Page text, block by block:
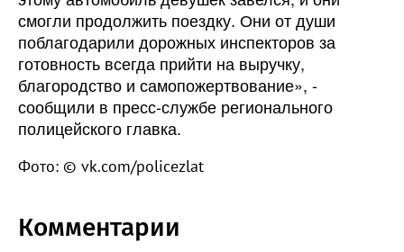
смогли продолжить поездку. Они от души
поблагодарили дорожных инспекторов за
готовность всегда прийти на выручку,
благородство и самопожертвование», -
сообщили в пресс-службе регионального
полицейского главка.
Фото: © vk.com/policezlat
Комментарии